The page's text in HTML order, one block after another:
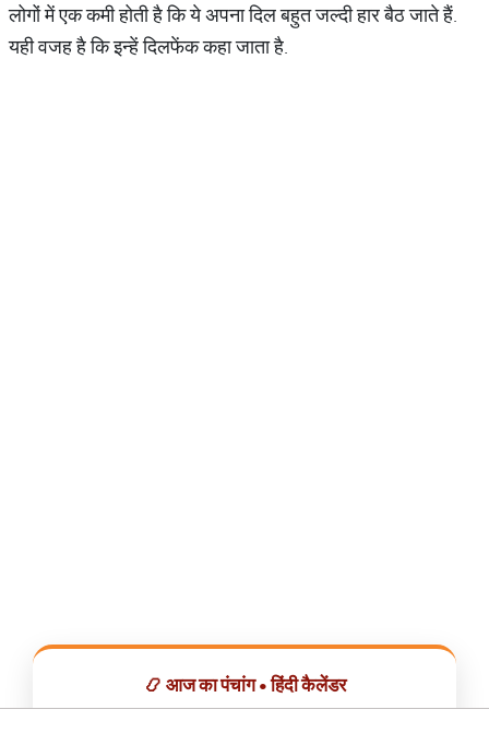
लोगों में एक कमी होती है कि ये अपना दिल बहुत जल्दी हार बैठ जाते हैं.
यही वजह है कि इन्हें दिलफेंक कहा जाता है.
📿 आज का पंचांग • हिंदी कैलेंडर